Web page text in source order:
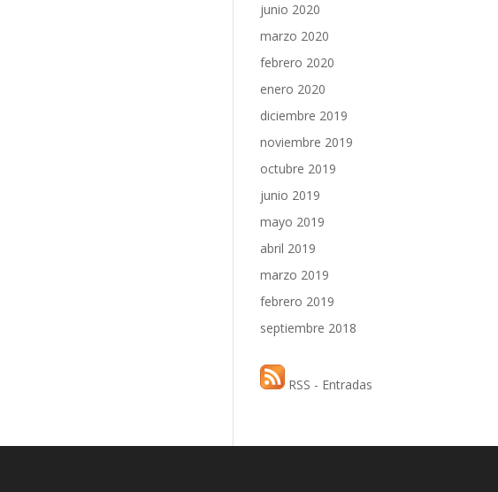
junio 2020
marzo 2020
febrero 2020
enero 2020
diciembre 2019
noviembre 2019
octubre 2019
junio 2019
mayo 2019
abril 2019
marzo 2019
febrero 2019
septiembre 2018
RSS - Entradas